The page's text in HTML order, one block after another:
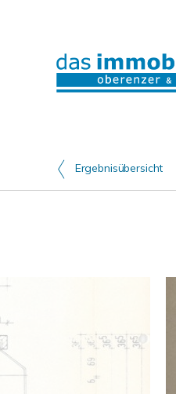
Ergebnisübersicht